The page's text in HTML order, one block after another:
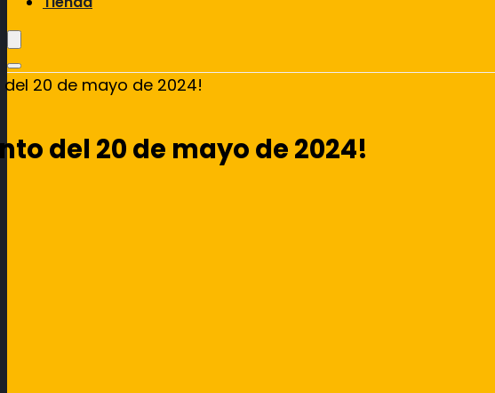
20 de mayo de 2024!
del 20 de mayo de 2024!